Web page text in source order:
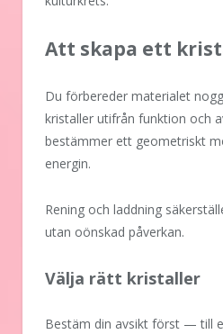
Att skapa ett
Du förbereder materialet
kristaller utifrån funktion och
bestämmer ett geometriskt
energin.
Rening och laddning
utan oönskad påverkan.
Välja rätt kristaller
Bestäm din avsikt först — till